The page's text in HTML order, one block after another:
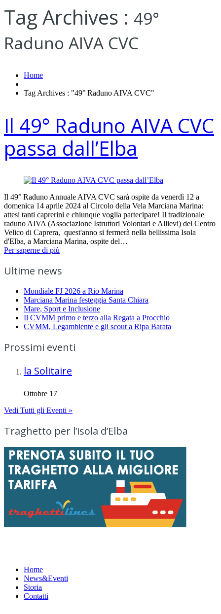
Tag Archives : 49°
Raduno AIVA CVC
Home
Tag Archives : "49° Raduno AIVA CVC"
Il 49° Raduno AIVA CVC
passa dall’Elba
Il 49° Raduno Annuale AIVA CVC sarà ospite da venerdì 12 a
domenica 14 aprile 2024 al Circolo della Vela Marciana Marina:
attesi tanti caprerini e chiunque voglia partecipare! Il tradizionale
raduno AIVA (Associazione Istruttori Volontari e Allievi) del Centro
Velico di Caprera, quest'anno si fermerà nella bellissima Isola
d'Elba, a Marciana Marina, ospite del…
Per saperne di più
Ultime news
Mondiale FJ 2026 a Rio Marina
Marciana Marina festeggia Santa Chiara
Mare, Sport e Inclusione
Il CVMM primo e terzo alla Regata a Procchio
CVMM, Legambiente e gli scout a Ripa Barata
Prossimi eventi
la Solitaire
Ottobre 17
Vedi Tutti gli Eventi »
Traghetto per l’isola d’Elba
Home
News&Eventi
Storia
Contatti